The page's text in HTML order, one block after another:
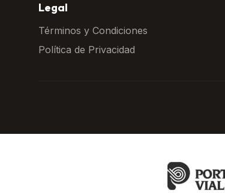
Legal
Términos y Condiciones
Política de Privacidad